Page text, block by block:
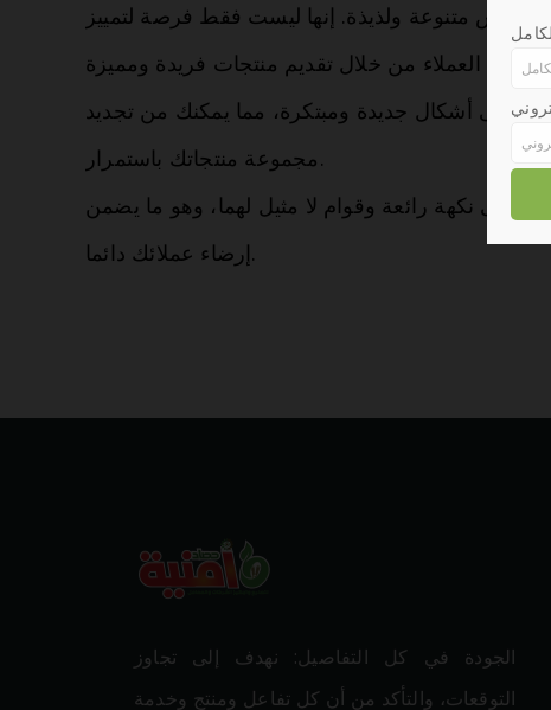
متنوعة ولذيذة. إنها ليست فقط فرصة لتمييز
إلى أشكال جديدة ومبتكرة، مما يمكنك من تجديد
مجموعة منتجاتك باستمرار.
على نكهة رائعة وقوام لا مثيل لهما، وهو ما يضمن
إرضاء عملائك دائما.
الجودة في كل التفاصيل: نهدف إلى تجاوز
التوقعات، والتأكد من أن كل تفاعل ومنتج وخدمة